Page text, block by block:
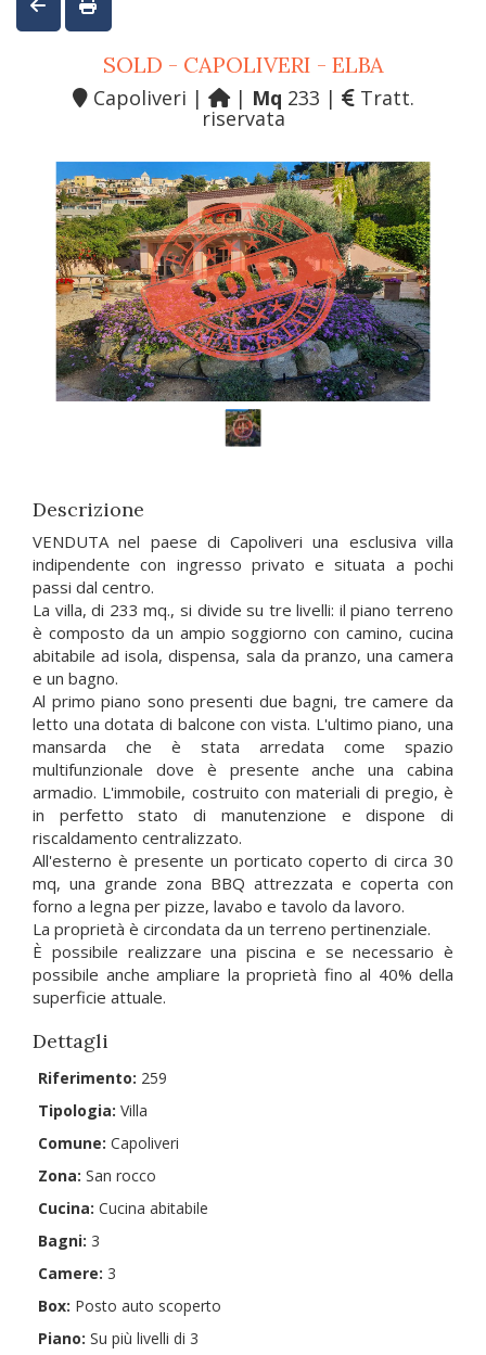
SOLD - CAPOLIVERI - ELBA
Capoliveri | | Mq 233 | Tratt.
riservata
Descrizione
VENDUTA nel paese di Capoliveri una esclusiva villa
indipendente con ingresso privato e situata a pochi
passi dal centro.
La villa, di 233 mq., si divide su tre livelli: il piano terreno
è composto da un ampio soggiorno con camino, cucina
abitabile ad isola, dispensa, sala da pranzo, una camera
e un bagno.
Al primo piano sono presenti due bagni, tre camere da
letto una dotata di balcone con vista. L'ultimo piano, una
mansarda che è stata arredata come spazio
multifunzionale dove è presente anche una cabina
armadio. L'immobile, costruito con materiali di pregio, è
in perfetto stato di manutenzione e dispone di
riscaldamento centralizzato.
All'esterno è presente un porticato coperto di circa 30
mq, una grande zona BBQ attrezzata e coperta con
forno a legna per pizze, lavabo e tavolo da lavoro.
La proprietà è circondata da un terreno pertinenziale.
È possibile realizzare una piscina e se necessario è
possibile anche ampliare la proprietà fino al 40% della
superficie attuale.
Dettagli
Riferimento: 259
Tipologia: Villa
Comune: Capoliveri
Zona: San rocco
Cucina: Cucina abitabile
Bagni: 3
Camere: 3
Box: Posto auto scoperto
Piano: Su più livelli di 3